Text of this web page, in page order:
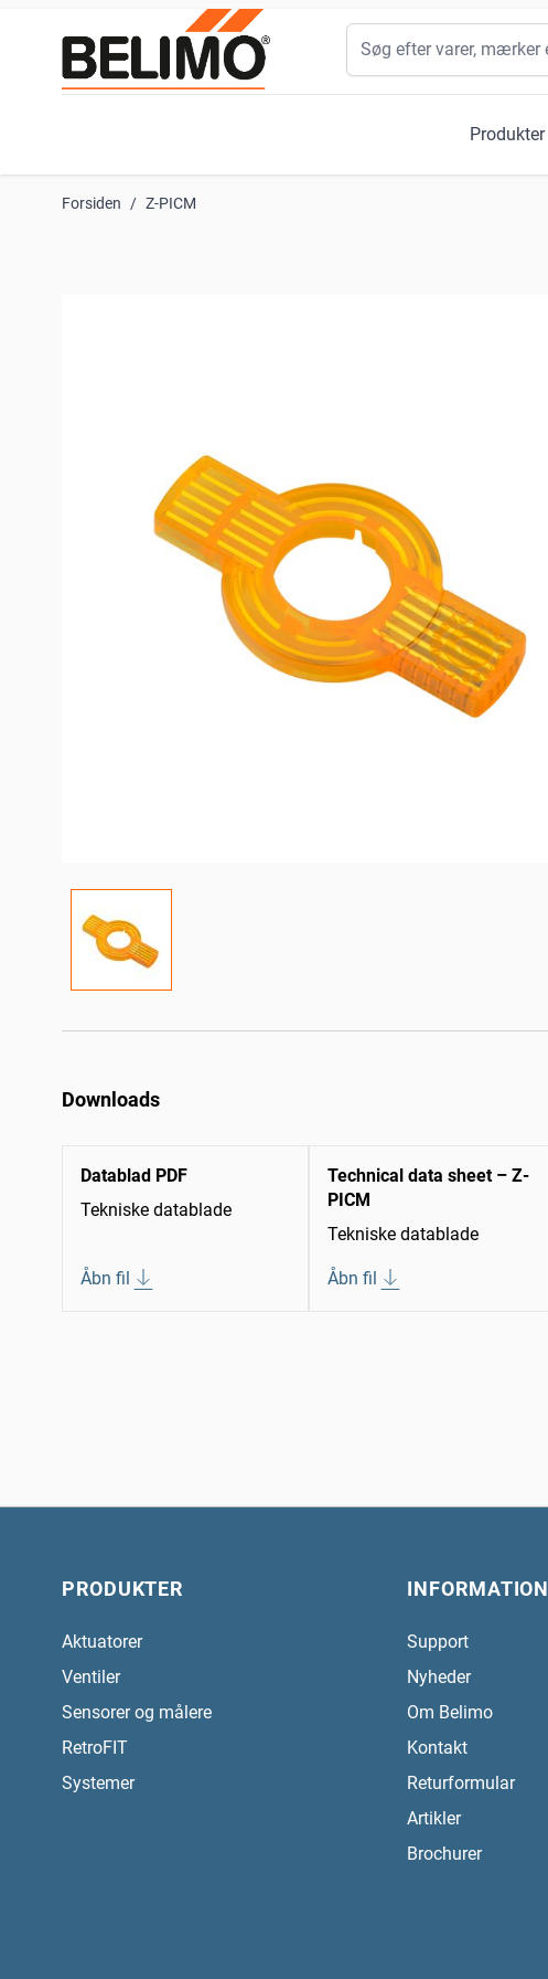
Produkter
Søg
Forsiden / Z-PICM
Downloads
Datablad PDF
Tekniske datablade
Åbn fil
Technical data sheet – Z-
PICM
Tekniske datablade
Åbn fil
PRODUKTER
Aktuatorer
Ventiler
Sensorer og målere
RetroFIT
Systemer
INFORMATION
Support
Nyheder
Om Belimo
Kontakt
Returformular
Artikler
Brochurer